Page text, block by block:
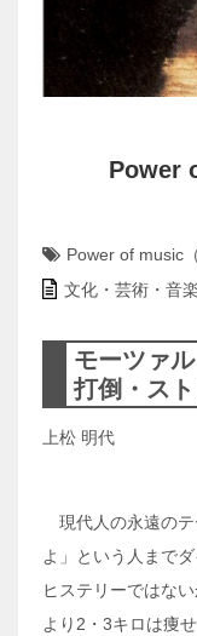
Power
Power of music
文化・芸術・音楽
モーツァ
打倒・スト
上松 明代
現代人の永遠のテ
よ」という人まで
ヒステリーではな
より2・3キロは痩